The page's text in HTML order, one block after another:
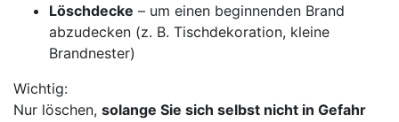
Löschdecke – um einen beginnenden Brand
abzudecken (z. B. Tischdekoration, kleine
Brandnester)
Wichtig:
Nur löschen, solange Sie sich selbst nicht in Gefahr